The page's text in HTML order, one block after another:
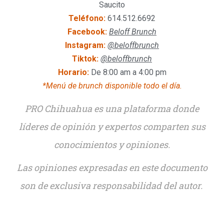
Saucito
Teléfono: 614.512.6692
Facebook: Beloff Brunch
Instagram: @beloffbrunch
Tiktok: @beloffbrunch
Horario: De 8:00 am a 4:00 pm
*Menú de brunch disponible todo el día.
PRO Chihuahua es una plataforma donde
líderes de opinión y expertos comparten sus
conocimientos y opiniones.
Las opiniones expresadas en este documento
son de exclusiva responsabilidad del autor.